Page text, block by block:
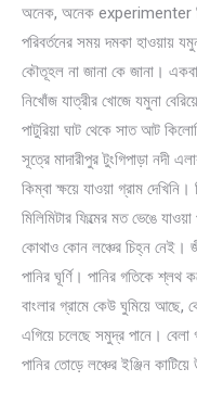
অনেক, অনেক experimenter
পরিবর্তনের সময় দমকা হাওয়ায়
কৌতূহল না জানা কে জানা।
নিখোঁজ যাত্রীর খোজে যমুনা
পাটুরিয়া ঘাট থেকে সাত আট
সূত্রে মাদারীপুর টুংগিপাড়া নদী
কিম্বা ক্ষয়ে যাওয়া গ্রাম
মিলিমিটার ফিল্মের মত ভেঙে
কোথাও কোন লঞ্চের চিহ্ন নেই।
পানির ঘূর্ণি। পানির গতিকে
বাংলার গ্রামে কেউ ঘুমিয়ে
এগিয়ে চলেছে সমুদ্র পানে। বেলা
পানির তোড়ে লঞ্চের ইঞ্জিন